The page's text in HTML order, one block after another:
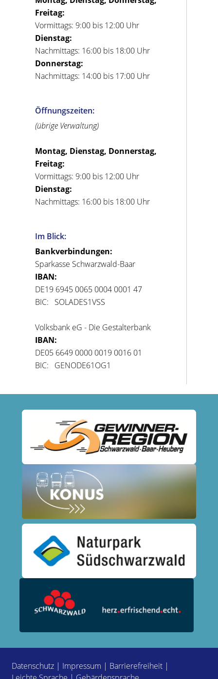
Freitag:
Vormittags: 9:00 bis 12:00 Uhr
Dienstag:
Nachmittags: 16:00 bis 18:00 Uhr
Donnerstag:
Nachmittags: 14:00 bis 17:00 Uhr
Öffnungszeiten:
(übrige Verwaltung)
Montag, Dienstag, Donnerstag,
Freitag:
Vormittags: 9:00 bis 12:00 Uhr
Dienstag:
Nachmittags: 16:00 bis 18:00 Uhr
Im Blick:
Bankverbindungen:
Sparkasse Schwarzwald-Baar
IBAN:
DE19 6945 0065 0004 0001 47
BIC: SOLADES1VSS
Volksbank eG - Die Gestalterbank
IBAN:
DE05 6649 0000 0019 0016 01
BIC: GENODE61OG1
Datenschutz | Impressum | Barrierefreiheit |